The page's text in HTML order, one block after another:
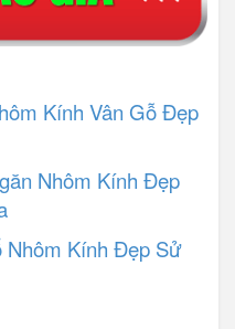
Kính Vân Gỗ Đẹp
Nhôm Kính Đẹp
Nhôm Kính Đẹp Sử